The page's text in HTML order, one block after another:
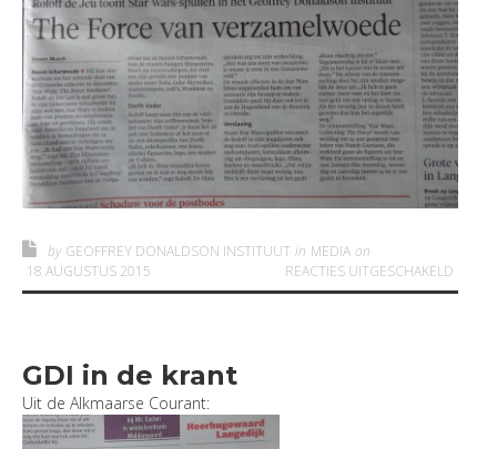
by GEOFFREY DONALDSON INSTITUUT in MEDIA on
18 AUGUSTUS 2015
REACTIES UITGESCHAKELD
GDI in de krant
Uit de Alkmaarse Courant: